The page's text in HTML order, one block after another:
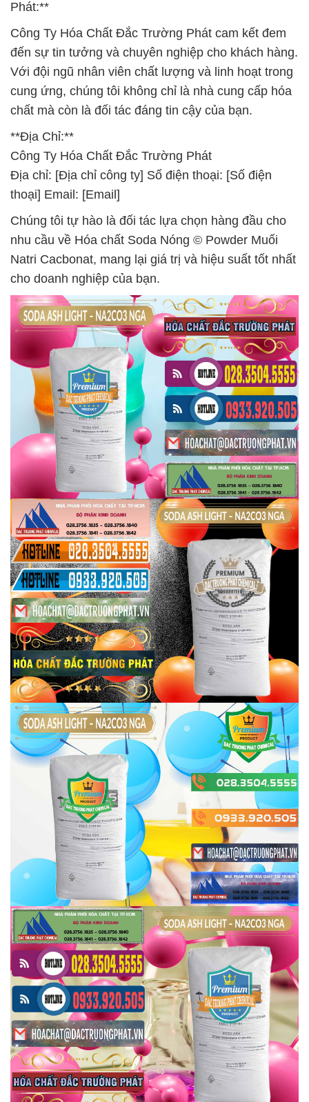
Phát:**
Công Ty Hóa Chất Đắc Trường Phát cam kết đem
đến sự tin tưởng và chuyên nghiệp cho khách hàng.
Với đội ngũ nhân viên chất lượng và linh hoạt trong
cung ứng, chúng tôi không chỉ là nhà cung cấp hóa
chất mà còn là đối tác đáng tin cậy của bạn.
**Địa Chỉ:**
Công Ty Hóa Chất Đắc Trường Phát
Địa chỉ: [Địa chỉ công ty] Số điện thoại: [Số điện
thoại] Email: [Email]
Chúng tôi tự hào là đối tác lựa chọn hàng đầu cho
nhu cầu về Hóa chất Soda Nóng © Powder Muối
Natri Cacbonat, mang lại giá trị và hiệu suất tốt nhất
cho doanh nghiệp của bạn.